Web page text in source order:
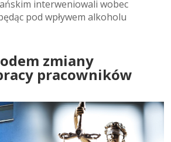
interweniowali wobec
pod wpływem alkoholu
zmiany
pracowników